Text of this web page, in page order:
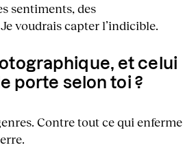
sentiments, des
voudrais capter l’indicible.
et celui
porte selon toi ?
Contre tout ce qui enferme